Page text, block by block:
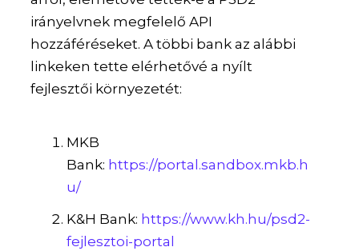
irányelvnek megfelelő API
hozzáféréseket. A többi bank az alábbi
linkeken tette elérhetővé a nyílt
fejlesztői környezetét:
MKB
Bank: https://portal.sandbox.mkb.h
u/
K&H Bank: https://www.kh.hu/psd2-
fejlesztoi-portal